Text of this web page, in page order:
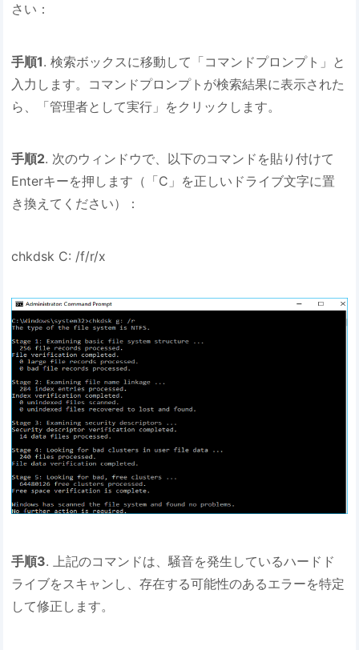
さい：
手順1. 検索ボックスに移動して「コマンドプロンプト」と
入力します。コマンドプロンプトが検索結果に表示された
ら、「管理者として実行」をクリックします。
手順2. 次のウィンドウで、以下のコマンドを貼り付けて
Enterキーを押します（「C」を正しいドライブ文字に置
き換えてください）：
chkdsk C: /f/r/x
手順3. 上記のコマンドは、騒音を発生しているハードド
ライブをスキャンし、存在する可能性のあるエラーを特定
して修正します。